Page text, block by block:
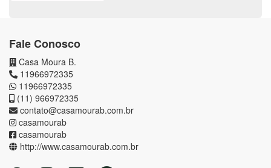
Fale Conosco
Casa Moura B.
11966972335
11966972335
(11) 966972335
contato@casamourab.com.br
casamourab
casamourab
http://www.casamourab.com.br